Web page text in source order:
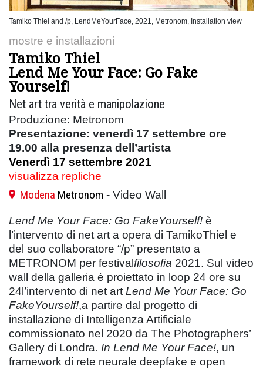
Tamiko Thiel and /p, LendMeYourFace, 2021, Metronom, Installation view
mostre e installazioni
Tamiko Thiel
Lend Me Your Face: Go Fake
Yourself!
Net art tra verità e manipolazione
Produzione: Metronom
Presentazione: venerdì 17 settembre ore
19.00 alla presenza dell’artista
Venerdì 17 settembre 2021
visualizza repliche
Modena Metronom - Video Wall
Lend Me Your Face: Go FakeYourself! è
l’intervento di net art a opera di TamikoThiel e
del suo collaboratore “/p” presentato a
METRONOM per festivalfilosofia 2021. Sul video
wall della galleria è proiettato in loop 24 ore su
24l’intervento di net artLend Me Your Face: Go
FakeYourself!,a partire dal progetto di
installazione di Intelligenza Artificiale
commissionato nel 2020 da The Photographers’
Gallery di Londra. In Lend Me Your Face!, un
framework di rete neurale deepfake e open